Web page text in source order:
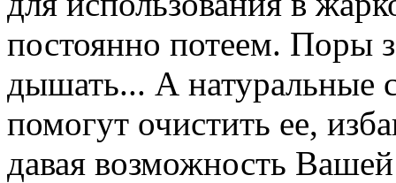
постоянно потеем. Поры
дышать... А натуральные
помогут очистить ее,
давая возможность